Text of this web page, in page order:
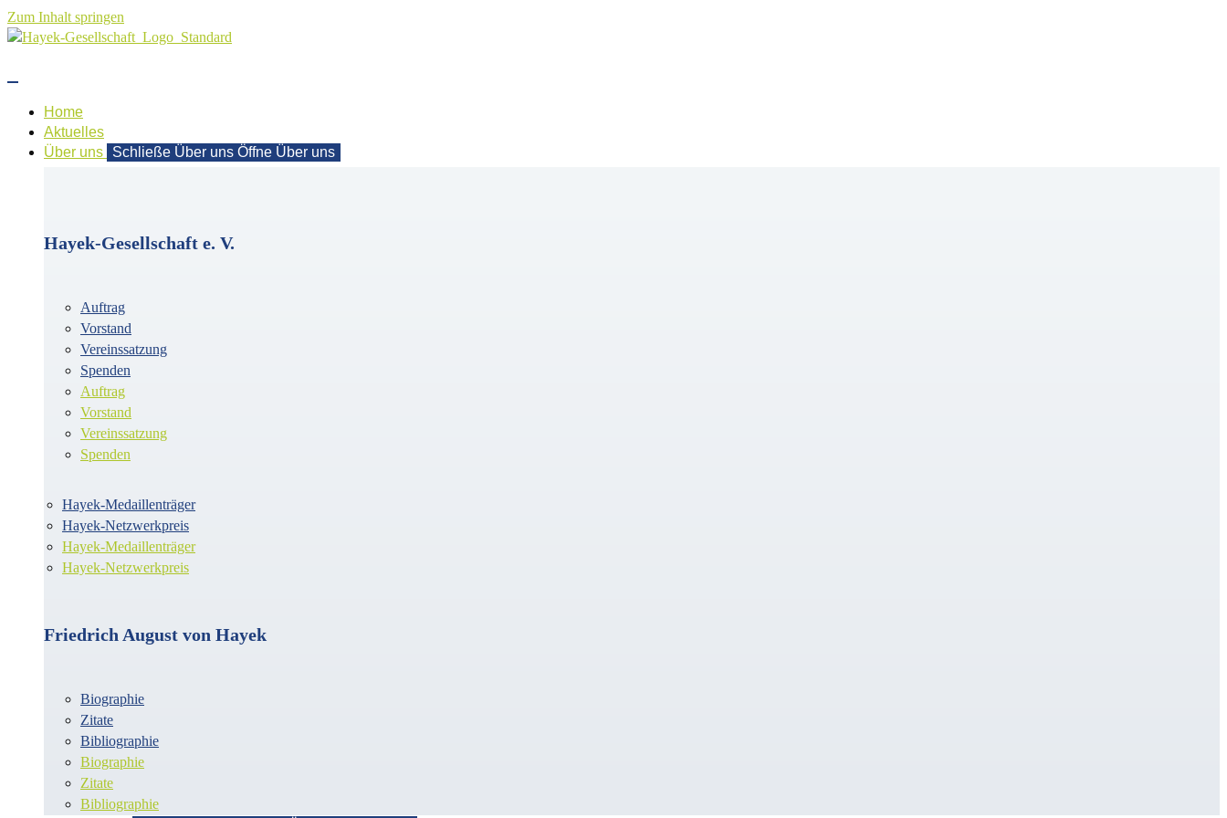
Zum Inhalt springen
Home
Aktuelles
Über uns
Schließe Über uns Öffne Über uns
Hayek-Gesellschaft e. V.
Auftrag
Vorstand
Vereinssatzung
Spenden
Auftrag
Vorstand
Vereinssatzung
Spenden
Hayek-Medaillenträger
Hayek-Netzwerkpreis
Hayek-Medaillenträger
Hayek-Netzwerkpreis
Friedrich August von Hayek
Biographie
Zitate
Bibliographie
Biographie
Zitate
Bibliographie